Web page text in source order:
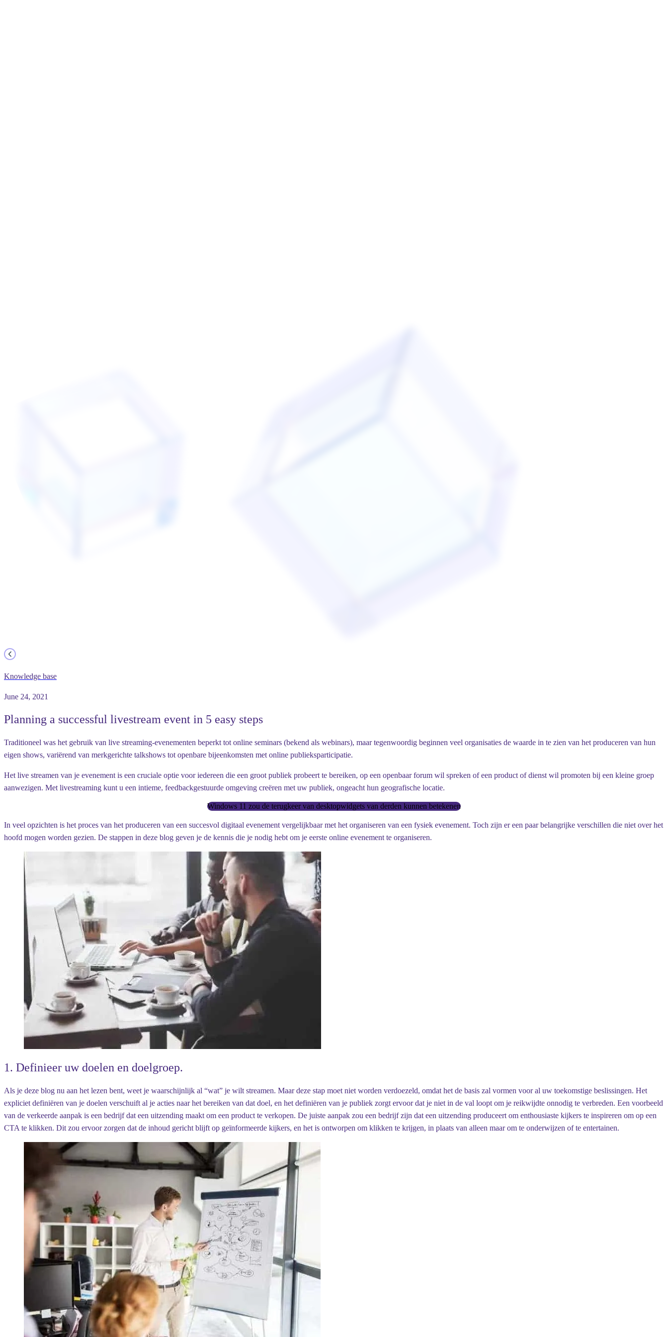
Knowledge base
June 24, 2021
Planning a successful livestream event in 5 easy steps
Traditioneel was het gebruik van live streaming-evenementen beperkt tot online seminars (bekend als webinars), maar tegenwoordig beginnen veel organisaties de waarde in te zien van het produceren van hun
eigen shows, variërend van merkgerichte talkshows tot openbare bijeenkomsten met online publieksparticipatie.
Het live streamen van je evenement is een cruciale optie voor iedereen die een groot publiek probeert te bereiken, op een openbaar forum wil spreken of een product of dienst wil promoten bij een kleine groep
aanwezigen. Met livestreaming kunt u een intieme, feedbackgestuurde omgeving creëren met uw publiek, ongeacht hun geografische locatie.
Windows 11 zou de terugkeer van desktopwidgets van derden kunnen betekenen
In veel opzichten is het proces van het produceren van een succesvol digitaal evenement vergelijkbaar met het organiseren van een fysiek evenement. Toch zijn er een paar belangrijke verschillen die niet over het
hoofd mogen worden gezien. De stappen in deze blog geven je de kennis die je nodig hebt om je eerste online evenement te organiseren.
1. Definieer uw doelen en doelgroep.
Als je deze blog nu aan het lezen bent, weet je waarschijnlijk al “wat” je wilt streamen. Maar deze stap moet niet worden verdoezeld, omdat het de basis zal vormen voor al uw toekomstige beslissingen. Het
expliciet definiëren van je doelen verschuift al je acties naar het bereiken van dat doel, en het definiëren van je publiek zorgt ervoor dat je niet in de val loopt om je reikwijdte onnodig te verbreden. Een voorbeeld
van de verkeerde aanpak is een bedrijf dat een uitzending maakt om een product te verkopen. De juiste aanpak zou een bedrijf zijn dat een uitzending produceert om enthousiaste kijkers te inspireren om op een
CTA te klikken. Dit zou ervoor zorgen dat de inhoud gericht blijft op geïnformeerde kijkers, en het is ontworpen om klikken te krijgen, in plaats van alleen maar om te onderwijzen of te entertainen.